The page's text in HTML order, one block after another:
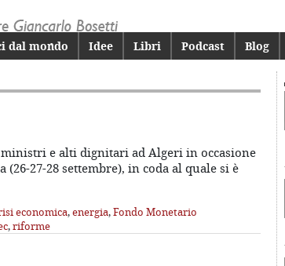
dal mondo Idee Libri Podcast Blog
e alti dignitari ad Algeri in occasione
27-28 settembre), in coda al quale si è
economica,energia,Fondo Monetario
,riforme